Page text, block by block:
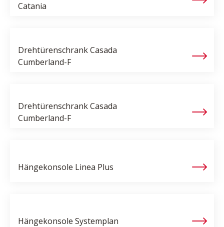
Catania
Drehtürenschrank Casada
Cumberland-F
Drehtürenschrank Casada
Cumberland-F
Hängekonsole Linea Plus
Hängekonsole Systemplan